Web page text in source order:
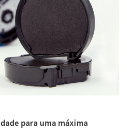
para uma máxima